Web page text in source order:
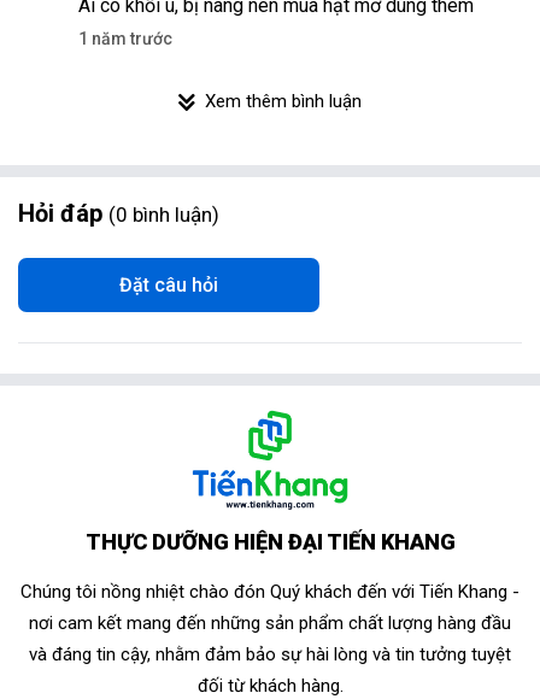
Ai có khối u, bị nang nên mua hạt mơ dùng thêm
1 năm trước
Xem thêm bình luận
Hỏi đáp 0 bình luận
Đặt câu hỏi
THỰC DƯỠNG HIỆN ĐẠI TIẾN KHANG
Chúng tôi nồng nhiệt chào đón Quý khách đến với Tiến Khang -
nơi cam kết mang đến những sản phẩm chất lượng hàng đầu
và đáng tin cậy, nhằm đảm bảo sự hài lòng và tin tưởng tuyệt
đối từ khách hàng.